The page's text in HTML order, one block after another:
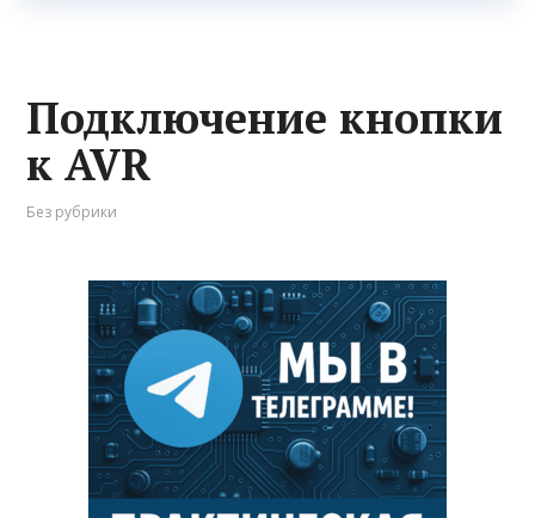
Подключение кнопки
к AVR
Без рубрики